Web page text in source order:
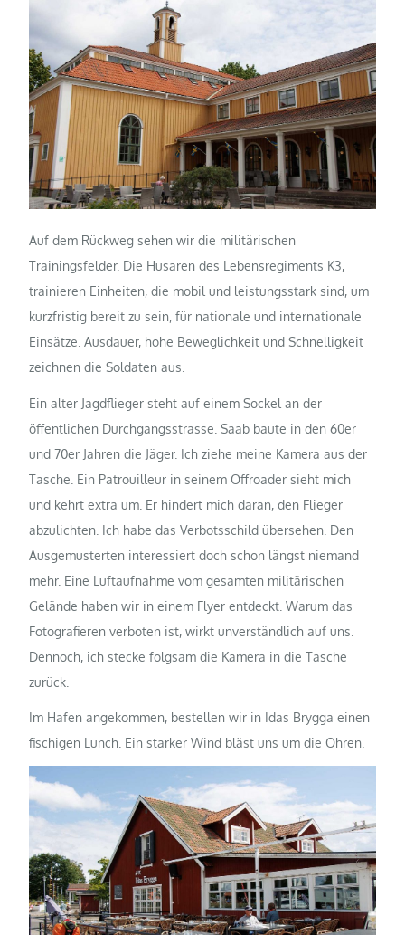
Auf dem Rückweg sehen wir die militärischen
Trainingsfelder. Die Husaren des Lebensregiments K3,
trainieren Einheiten, die mobil und leistungsstark sind, um
kurzfristig bereit zu sein, für nationale und internationale
Einsätze. Ausdauer, hohe Beweglichkeit und Schnelligkeit
zeichnen die Soldaten aus.
Ein alter Jagdflieger steht auf einem Sockel an der
öffentlichen Durchgangsstrasse. Saab baute in den 60er
und 70er Jahren die Jäger. Ich ziehe meine Kamera aus der
Tasche. Ein Patrouilleur in seinem Offroader sieht mich
und kehrt extra um. Er hindert mich daran, den Flieger
abzulichten. Ich habe das Verbotsschild übersehen. Den
Ausgemusterten interessiert doch schon längst niemand
mehr. Eine Luftaufnahme vom gesamten militärischen
Gelände haben wir in einem Flyer entdeckt. Warum das
Fotografieren verboten ist, wirkt unverständlich auf uns.
Dennoch, ich stecke folgsam die Kamera in die Tasche
zurück.
Im Hafen angekommen, bestellen wir in Idas Brygga einen
fischigen Lunch. Ein starker Wind bläst uns um die Ohren.